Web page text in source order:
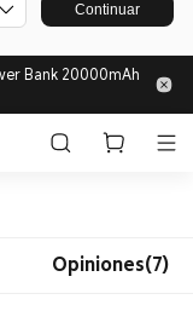
Continuar
Bank 20000mAh
Opiniones(7)